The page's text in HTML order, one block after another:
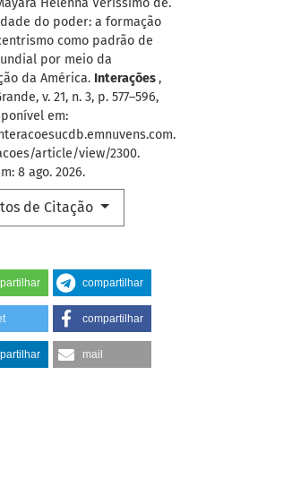
Helenna Verissimo de.
do poder: a formação
como padrão de
por meio da
da América. Interações,
v. 21, n. 3, p. 577–596,
em:
article/view/2300.
8 ago. 2026.
de Citação
compartilhar
compartilhar
mail